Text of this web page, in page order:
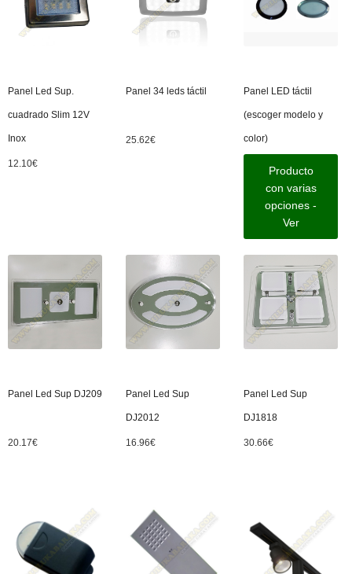
Panel Led Sup.
cuadrado Slim 12V
Inox
12.10€
Panel 34 leds táctil
25.62€
Panel LED táctil
(escoger modelo y
color)
Producto
con varias
opciones -
Ver
Panel Led Sup DJ209
20.17€
Panel Led Sup
DJ2012
16.96€
Panel Led Sup
DJ1818
30.66€